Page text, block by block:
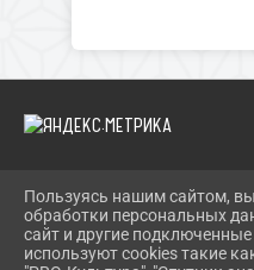
2026 Г. SOLN-MKC.RU
ВХОД
КАРТА САЙТА
Пользуясь нашим сайтом,
обработки персональных
сайт и другие
используют cookies такие